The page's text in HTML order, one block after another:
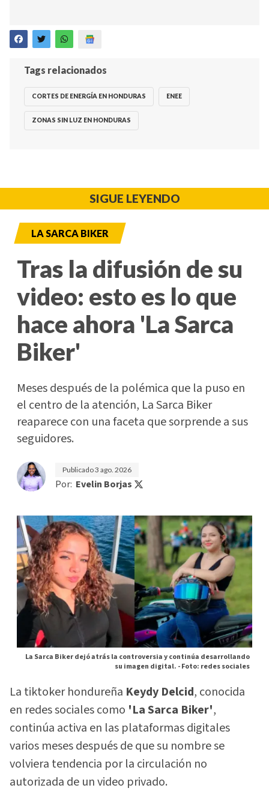
Tags relacionados
CORTES DE ENERGÍA EN HONDURAS ENEE
ZONAS SIN LUZ EN HONDURAS
SIGUE LEYENDO
LA SARCA BIKER
Tras la difusión de su
video: esto es lo que
hace ahora 'La Sarca
Biker'
Meses después de la polémica que la puso en
el centro de la atención, La Sarca Biker
reaparece con una faceta que sorprende a sus
seguidores.
Publicado3 ago. 2026
Por: Evelin Borjas
La Sarca Biker dejó atrás la controversia y continúa desarrollando
su imagen digital. -Foto: redes sociales
La tiktoker hondureña Keydy Delcid, conocida
en redes sociales como 'La Sarca Biker',
continúa activa en las plataformas digitales
varios meses después de que su nombre se
volviera tendencia por la circulación no
autorizada de un video privado.